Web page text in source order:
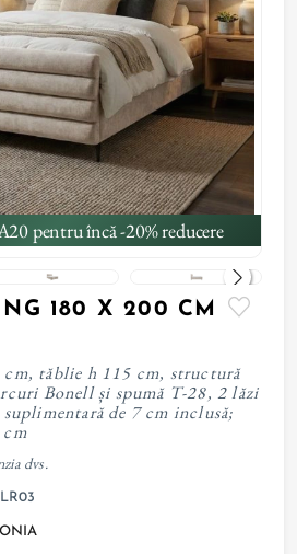
pentru încă -20% reducere
180 X 200 CM
tăblie h 115 cm, structură
Bonell și spumă T-28, 2 lăzi
de 7 cm inclusă;
dvs.